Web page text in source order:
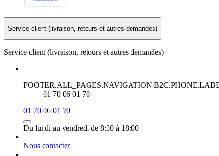
Service client (livraison, retours et autres demandes)
Service client (livraison, retours et autres demandes)
01 70 06 01 70
01 70 06 01 70
Du lundi au vendredi de 8:30 à 18:00
Nous contacter